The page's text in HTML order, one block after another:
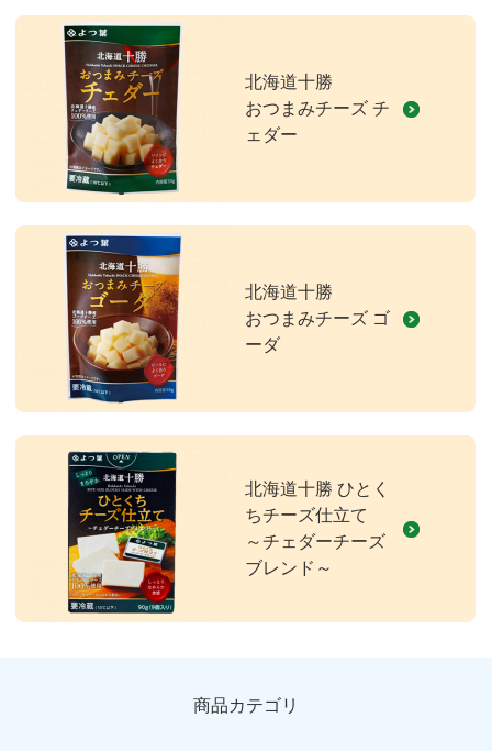
北海道十勝
おつまみチーズ チ
ェダー
北海道十勝
おつまみチーズ ゴ
ーダ
北海道十勝 ひとく
ちチーズ仕立て
～チェダーチーズ
ブレンド～
商品カテゴリ